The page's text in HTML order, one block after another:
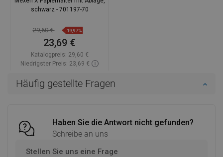
Häufig gestellte Fragen
Haben Sie die Antwort nicht gefunden?
Schreibe an uns
Stellen Sie uns eine Frage
schwarz - 701197-70
29,60 € -19,97%
23,69 €
Katalogpreis: 29,60 €
Niedrigster Preis: 23,69 €